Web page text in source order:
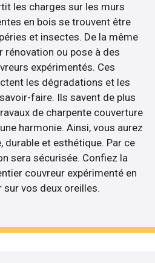
les charges sur les murs
en bois se trouvent être
et insectes. De la même
rénovation ou pose à des
expérimentés. Ces
les dégradations et les
faire. Ils savent de plus
de charpente couverture
harmonie. Ainsi, vous aurez
durable et esthétique. Par ce
sera sécurisée. Confiez la
couvreur expérimenté en
sur vos deux oreilles.